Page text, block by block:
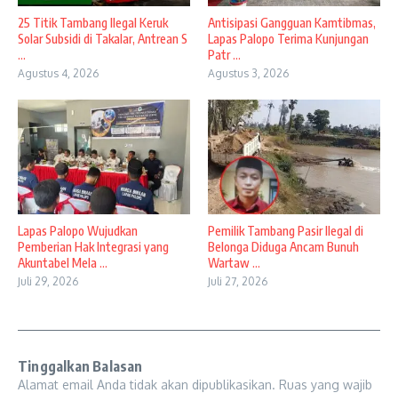
25 Titik Tambang Ilegal Keruk
Solar Subsidi di Takalar, Antrean S
...
Agustus 4, 2026
Antisipasi Gangguan Kamtibmas,
Lapas Palopo Terima Kunjungan
Patr ...
Agustus 3, 2026
Lapas Palopo Wujudkan
Pemberian Hak Integrasi yang
Akuntabel Mela ...
Juli 29, 2026
Pemilik Tambang Pasir Ilegal di
Belonga Diduga Ancam Bunuh
Wartaw ...
Juli 27, 2026
Tinggalkan Balasan
Alamat email Anda tidak akan dipublikasikan. Ruas yang wajib